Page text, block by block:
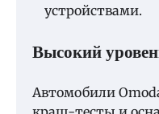
устройствами.
Высокий
Автомобили